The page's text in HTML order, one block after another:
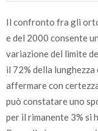
Il confronto fra gli
e del 2000 consente
variazione del limite
il 72% della
affermare con
può constatare uno
per il rimanente 3% si